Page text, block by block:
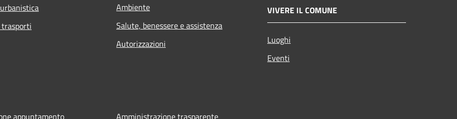
Ambiente
Salute, benessere e assistenza
Autorizzazioni
VIVERE IL COMUNE
Luoghi
Eventi
appuntamento Amministrazione trasparente